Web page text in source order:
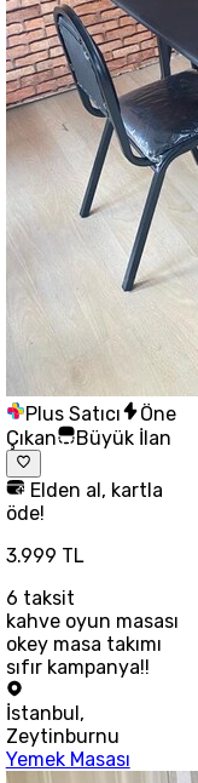
Plus Satıcı
Öne
Çıkan
Büyük İlan
Elden al, kartla
öde!
3.999 TL
6 taksit
kahve oyun masası
okey masa takımı
sıfır kampanya!!
İstanbul,
Zeytinburnu
Yemek Masası